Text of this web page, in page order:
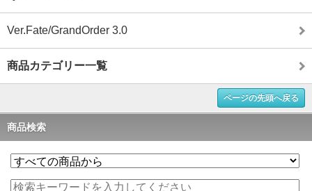
Ver.Fate/GrandOrder 3.0
商品カテゴリー一覧
ページの先頭へ戻る
商品検索